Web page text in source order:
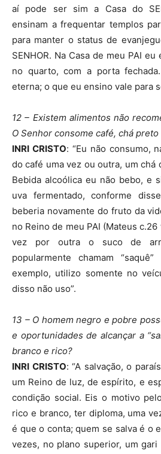
aí pode ser sim a Casa do
ensinam a frequentar templos
para manter o status de
SENHOR. Na Casa de meu PAI
no quarto, com a porta
eterna; o que eu ensino vale para
12 – Existem alimentos não
O Senhor consome café, chá
INRI CRISTO: “Eu não consumo,
do café uma vez ou outra, um chá
Bebida alcoólica eu não bebo, e
uva fermentado, conforme
beberia novamente do fruto da
no Reino de meu PAI (Mateus
vez por outra o suco de
popularmente chamam
exemplo, utilizo somente no
disso não uso”.
13 – O homem negro e pobre
e oportunidades de alcançar a
branco e rico?
INRI CRISTO: “A salvação, o
um Reino de luz, de espírito, e
condição social. Eis o motivo
rico e branco, ter diploma, uma
é que o conta; quem se salva é o
vezes, no plano superior, um